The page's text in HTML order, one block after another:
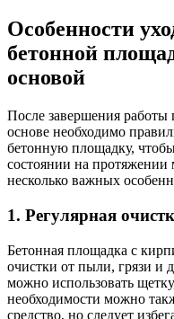
Особенности
бетонной
основой
После завершения
основе необходимо
бетонную площадку,
состоянии на
несколько важных
1. Регулярная
Бетонная площадка с
очистки от пыли, грязи и
можно использовать
необходимости можно
средство, но следует